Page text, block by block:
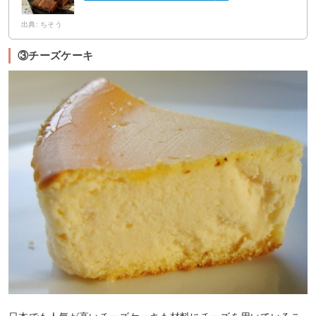
出典: ちそう
③チーズケーキ